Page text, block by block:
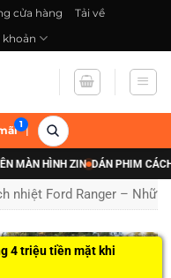
cửa hàng
Tải về
khoản
|
ZIN DÁN PHIM CÁCH NHIỆT
nhiệt Ford Ranger –
4 triệu tiền mặt khi